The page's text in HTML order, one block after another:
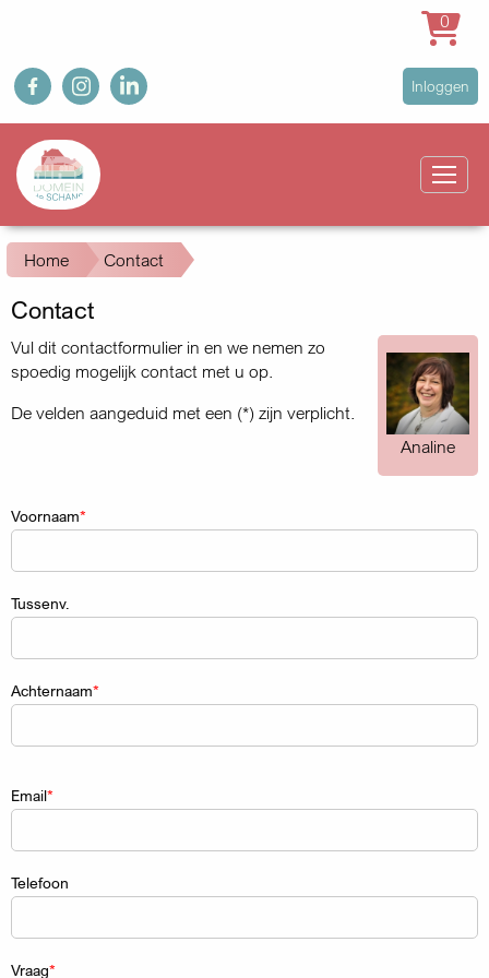
Overslaan
en
naar
inhoud
gaan
fb ig in
User
account
Inloggen
Main
navigation
0
Kruimelpad
Home Contact
Contact
Vul dit contactformulier in en we nemen zo
spoedig mogelijk contact met u op.
De velden aangeduid met een (*) zijn verplicht.
Analine
Naam
Voornaam
Tussenv.
Achternaam
Email
Telefoon
Vraag